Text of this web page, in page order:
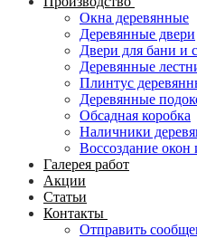
Окна деревянные
Деревянные двери
Двери для бани и
Деревянные
Плинтус
Деревянные
Обсадная коробка
Наличники
Воссоздание окон
Галерея работ
Акции
Статьи
Контакты
Отправить